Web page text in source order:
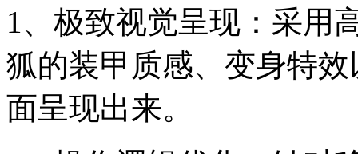
1、极致视觉呈现：采用
狐的装甲质感、变身特
面呈现出来。